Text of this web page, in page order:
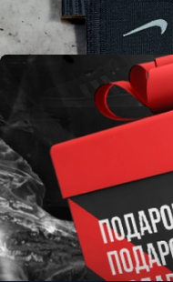
Кошелек Nike • Черный
790 ₽